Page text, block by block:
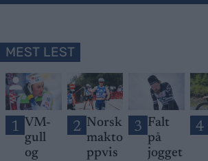
MEST LEST
1 VM-
gull
og
2 Norsk
makto
ppvis
3 Falt
på
jogget
4